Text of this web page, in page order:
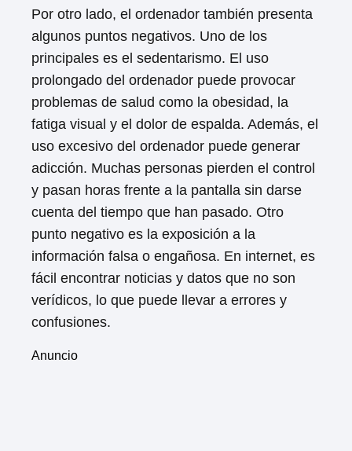
Por otro lado, el ordenador también presenta
algunos puntos negativos. Uno de los
principales es el sedentarismo. El uso
prolongado del ordenador puede provocar
problemas de salud como la obesidad, la
fatiga visual y el dolor de espalda. Además, el
uso excesivo del ordenador puede generar
adicción. Muchas personas pierden el control
y pasan horas frente a la pantalla sin darse
cuenta del tiempo que han pasado. Otro
punto negativo es la exposición a la
información falsa o engañosa. En internet, es
fácil encontrar noticias y datos que no son
verídicos, lo que puede llevar a errores y
confusiones.
Anuncio